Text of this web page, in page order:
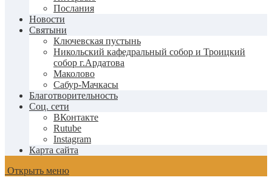
Послания
Новости
Святыни
Ключевская пустынь
Никольский кафедральный собор и Троицкий
собор г.Ардатова
Маколово
Сабур-Мачкасы
Благотворительность
Соц. сети
ВКонтакте
Rutube
Instagram
Карта сайта
Открыть меню